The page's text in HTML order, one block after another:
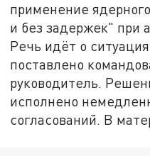
применение
и без задержек" при
Речь идёт о
поставлено
руководитель.
исполнено
согласований. В